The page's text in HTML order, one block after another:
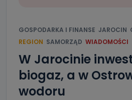
GOSPODARKA I FINANSE JAROCIN
REGION SAMORZĄD WIADOMOŚCI
W Jarocinie
biogaz, a w
wodoru